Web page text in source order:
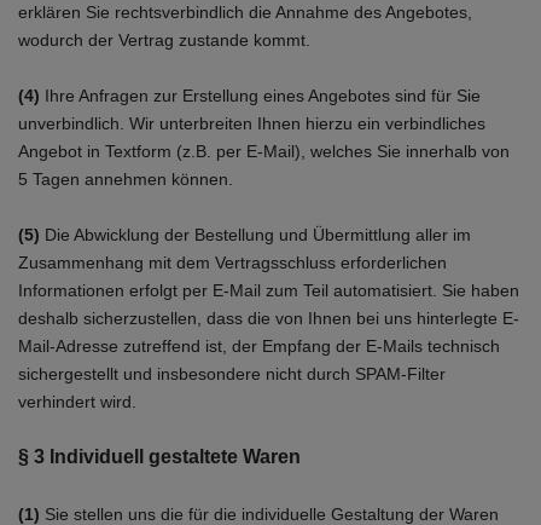
erklären Sie rechtsverbindlich die Annahme des Angebotes,
wodurch der Vertrag zustande kommt.
(4) Ihre Anfragen zur Erstellung eines Angebotes sind für Sie
unverbindlich. Wir unterbreiten Ihnen hierzu ein verbindliches
Angebot in Textform (z.B. per E-Mail), welches Sie innerhalb von
5 Tagen annehmen können.
(5) Die Abwicklung der Bestellung und Übermittlung aller im
Zusammenhang mit dem Vertragsschluss erforderlichen
Informationen erfolgt per E-Mail zum Teil automatisiert. Sie haben
deshalb sicherzustellen, dass die von Ihnen bei uns hinterlegte E-
Mail-Adresse zutreffend ist, der Empfang der E-Mails technisch
sichergestellt und insbesondere nicht durch SPAM-Filter
verhindert wird.
§ 3 Individuell gestaltete Waren
(1) Sie stellen uns die für die individuelle Gestaltung der Waren